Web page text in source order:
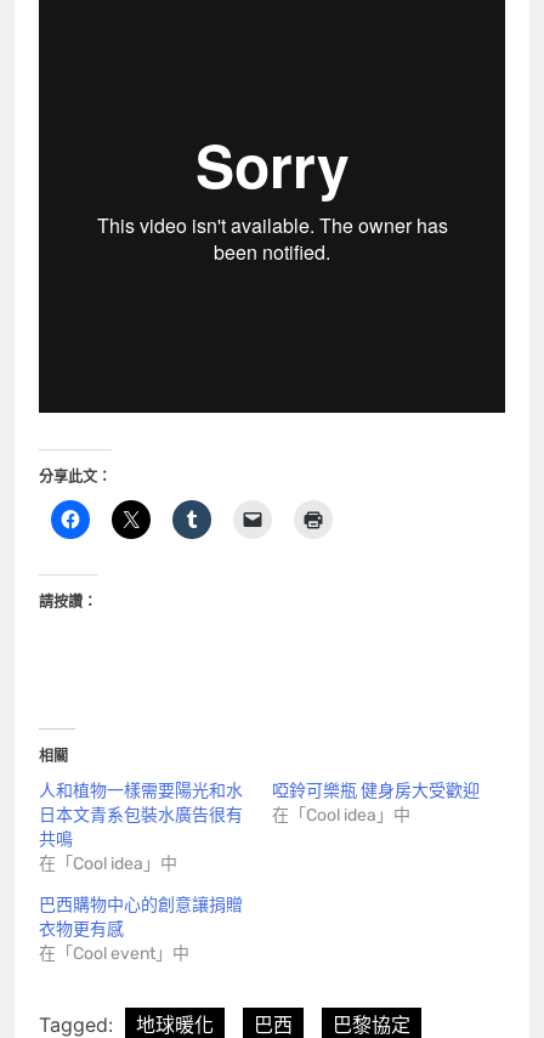
分享此文：
請按讚：
相關
人和植物一樣需要陽光和水
日本文青系包裝水廣告很有
共鳴
在「Cool idea」中
啞鈴可樂瓶 健身房大受歡迎
在「Cool idea」中
巴西購物中心的創意讓捐贈
衣物更有感
在「Cool event」中
Tagged: 地球暖化 巴西
巴黎協定